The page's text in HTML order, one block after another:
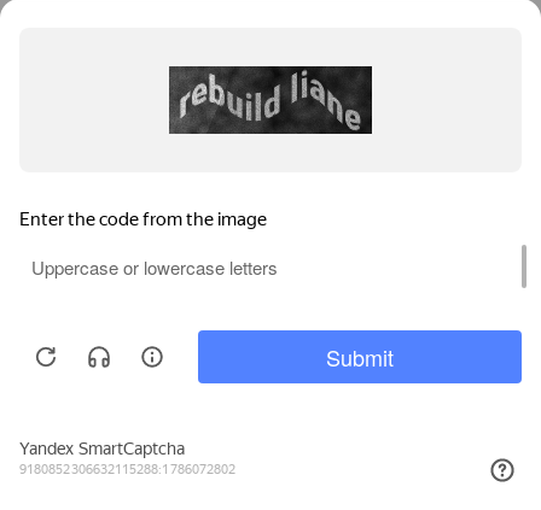
Каталог
info@teploexpert.com
Пн—Сб 09:00 – 18:00
TeploExpert.com © 2008 - 2026 Оборудование для
систем отопления, водоснабжения, канализации